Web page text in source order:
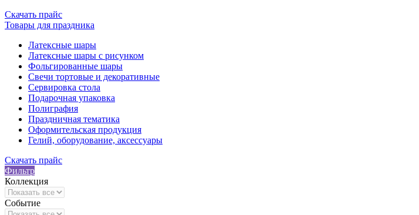
Скачать прайс
Товары для праздника
Латексные шары
Латексные шары с рисунком
Фольгированные шары
Свечи тортовые и декоративные
Сервировка стола
Подарочная упаковка
Полиграфия
Праздничная тематика
Оформительская продукция
Гелий, оборудование, аксессуары
Скачать прайс
Фильтр
Коллекция
Событие